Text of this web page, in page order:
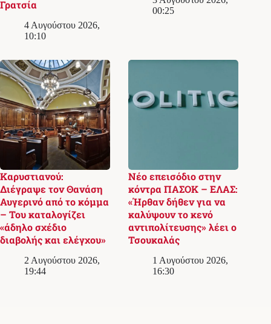
Γρατσία
4 Αυγούστου 2026,
10:10
00:25
Καρυστιανού:
Διέγραψε τον Θανάση
Αυγερινό από το κόμμα
– Του καταλογίζει
«άδηλο σχέδιο
διαβολής και ελέγχου»
2 Αυγούστου 2026,
19:44
Νέο επεισόδιο στην
κόντρα ΠΑΣΟΚ – ΕΛΑΣ:
«Ήρθαν δήθεν για να
καλύψουν το κενό
αντιπολίτευσης» λέει ο
Τσουκαλάς
1 Αυγούστου 2026,
16:30